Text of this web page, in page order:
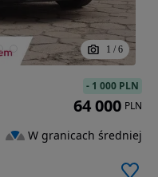
1 / 6
- 1 000 PLN
64 000 PLN
W granicach średniej